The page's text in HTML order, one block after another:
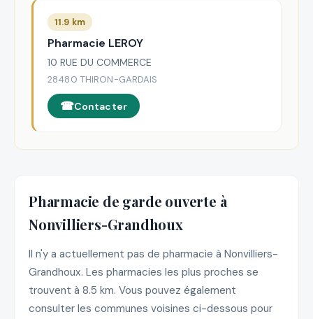
11.9 km
Pharmacie LEROY
10 RUE DU COMMERCE
28480 THIRON-GARDAIS
Contacter
Pharmacie de garde ouverte à
Nonvilliers-Grandhoux
Il n'y a actuellement pas de pharmacie à Nonvilliers-
Grandhoux. Les pharmacies les plus proches se
trouvent à 8.5 km. Vous pouvez également
consulter les communes voisines ci-dessous pour